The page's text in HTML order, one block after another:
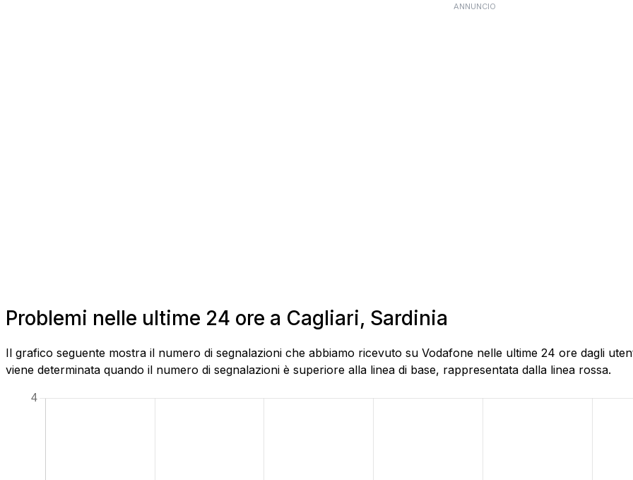
ANNUNCIO
Problemi nelle ultime 24 ore a Cagliari, Sardinia
Il grafico seguente mostra il numero di segnalazioni che abbiamo ricevuto su Vodafone nelle ultime 24 ore dagli
viene determinata quando il numero di segnalazioni è superiore alla linea di base, rappresentata dalla linea rossa.